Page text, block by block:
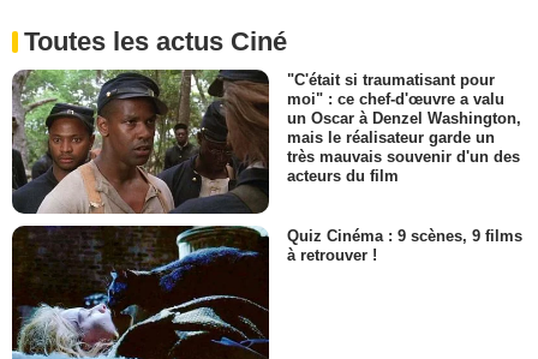
Toutes les actus Ciné
"C'était si traumatisant pour
moi" : ce chef-d'œuvre a valu
un Oscar à Denzel Washington,
mais le réalisateur garde un
très mauvais souvenir d'un des
acteurs du film
Quiz Cinéma : 9 scènes, 9 films
à retrouver !